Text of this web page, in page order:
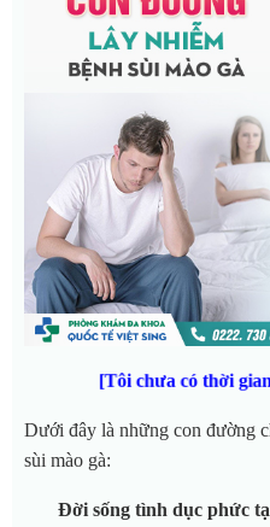
[Tôi chưa có thời
Dưới đây là những con đường
sùi mào gà:
Đời sống tình dục phức